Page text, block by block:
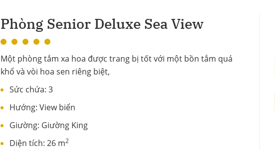
Phòng Senior Deluxe Sea View
Một phòng tắm xa hoa được trang bị tốt với một bồn tắm quá
khổ và vòi hoa sen riêng biệt,
Sức chứa: 3
Hướng: View biển
Giường: Giường King
Diện tích: 26 m2